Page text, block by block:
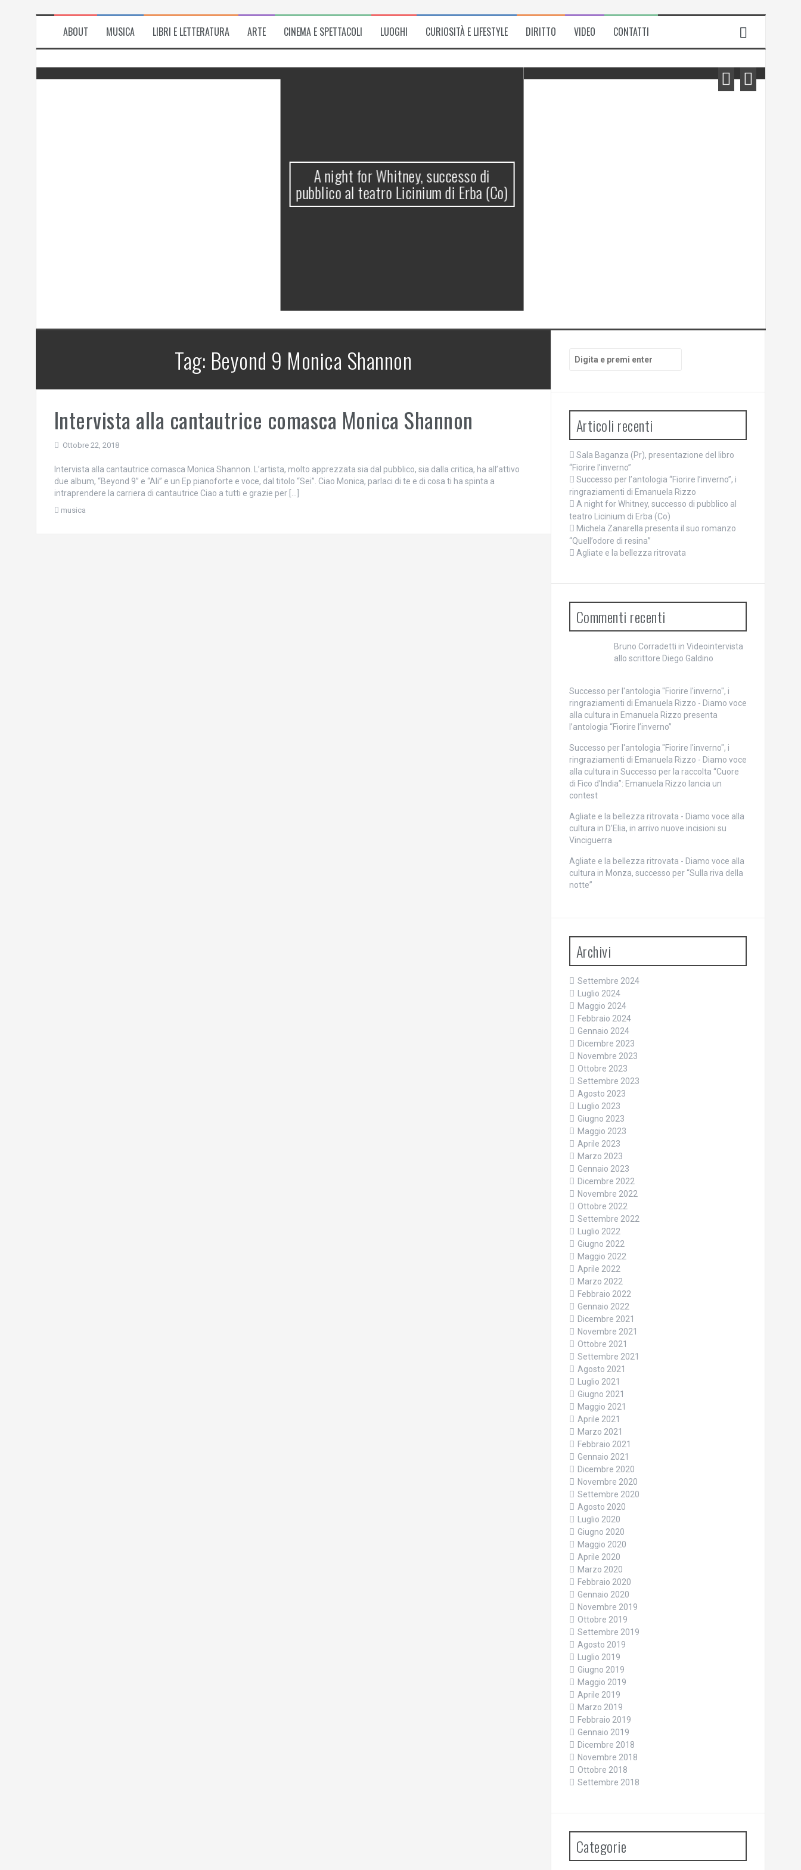
ABOUT MUSICA LIBRI E LETTERATURA ARTE CINEMA E SPETTACOLI LUOGHI CURIOSITÀ E LIFESTYLE DIRITTO VIDEO CONTATTI
A night for Whitney, successo di
pubblico al teatro Licinium di Erba (Co)
Michela Zanarella presenta il suo
Tag: Beyond 9 Monica Shannon
Intervista alla cantautrice comasca Monica Shannon
Ottobre 22, 2018
Intervista alla cantautrice comasca Monica Shannon. L’artista, molto apprezzata sia dal pubblico, sia dalla critica, ha all’attivo
due album, “Beyond 9” e “Ali” e un Ep pianoforte e voce, dal titolo “Sei”. Ciao Monica, parlaci di te e di cosa ti ha spinta a
intraprendere la carriera di cantautrice Ciao a tutti e grazie per […]
musica
Articoli recenti
Sala Baganza (Pr), presentazione del libro
“Fiorire l’inverno”
Successo per l’antologia “Fiorire l’inverno”, i
ringraziamenti di Emanuela Rizzo
A night for Whitney, successo di pubblico al
teatro Licinium di Erba (Co)
Michela Zanarella presenta il suo romanzo
“Quell’odore di resina”
Agliate e la bellezza ritrovata
Commenti recenti
Bruno Corradetti in Videointervista
allo scrittore Diego Galdino
Successo per l'antologia "Fiorire l'inverno", i
ringraziamenti di Emanuela Rizzo - Diamo voce
alla cultura in Emanuela Rizzo presenta
l’antologia “Fiorire l’inverno”
Successo per l'antologia "Fiorire l'inverno", i
ringraziamenti di Emanuela Rizzo - Diamo voce
alla cultura in Successo per la raccolta “Cuore
di Fico d’India”: Emanuela Rizzo lancia un
contest
Agliate e la bellezza ritrovata - Diamo voce alla
cultura in D’Elia, in arrivo nuove incisioni su
Vinciguerra
Agliate e la bellezza ritrovata - Diamo voce alla
cultura in Monza, successo per “Sulla riva della
notte”
Archivi
Settembre 2024
Luglio 2024
Maggio 2024
Febbraio 2024
Gennaio 2024
Dicembre 2023
Novembre 2023
Ottobre 2023
Settembre 2023
Agosto 2023
Luglio 2023
Giugno 2023
Maggio 2023
Aprile 2023
Marzo 2023
Gennaio 2023
Dicembre 2022
Novembre 2022
Ottobre 2022
Settembre 2022
Luglio 2022
Giugno 2022
Maggio 2022
Aprile 2022
Marzo 2022
Febbraio 2022
Gennaio 2022
Dicembre 2021
Novembre 2021
Ottobre 2021
Settembre 2021
Agosto 2021
Luglio 2021
Giugno 2021
Maggio 2021
Aprile 2021
Marzo 2021
Febbraio 2021
Gennaio 2021
Dicembre 2020
Novembre 2020
Settembre 2020
Agosto 2020
Luglio 2020
Giugno 2020
Maggio 2020
Aprile 2020
Marzo 2020
Febbraio 2020
Gennaio 2020
Novembre 2019
Ottobre 2019
Settembre 2019
Agosto 2019
Luglio 2019
Giugno 2019
Maggio 2019
Aprile 2019
Marzo 2019
Febbraio 2019
Gennaio 2019
Dicembre 2018
Novembre 2018
Ottobre 2018
Settembre 2018
Categorie